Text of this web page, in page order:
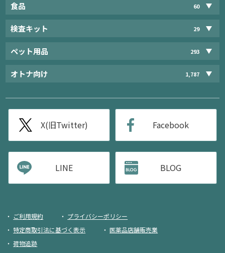
食品 60
検査キット 29
ペット用品 293
オトナ向け 1,787
X(旧Twitter) Facebook
LINE BLOG
ご利用規約
プライバシーポリシー
特定商取引法に基づく表示
医薬品店舗販売業
荷物追跡